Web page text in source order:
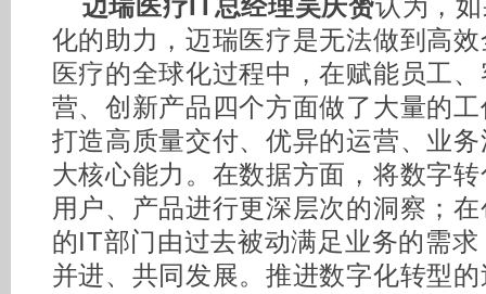
迈瑞医疗IT总经理吴庆赟认为，
化的助力，迈瑞医疗是无法做到高
医疗的全球化过程中，在赋能员工
营、创新产品四个方面做了大量的
打造高质量交付、优异的运营、业
大核心能力。在数据方面，将数字
用户、产品进行更深层次的洞察；
的IT部门由过去被动满足业务的需
并进、共同发展。推进数字化转型